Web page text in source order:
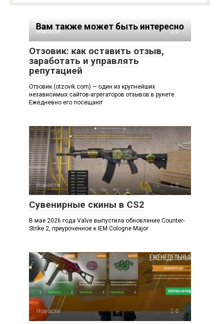
Вам также может быть интересно
Новости 0
Отзовик: как оставить отзыв,
заработать и управлять
репутацией
Отзовик (otzovik.com) — один из крупнейших
независимых сайтов-агрегаторов отзывов в рунете.
Ежедневно его посещают
Новости 0
Сувенирные скины в CS2
В мае 2026 года Valve выпустила обновление Counter-
Strike 2, приуроченное к IEM Cologne Major
Новости 0